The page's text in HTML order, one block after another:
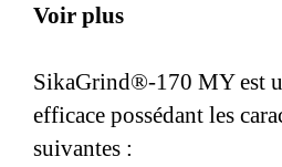
pour obtenir des meilleures
Voir plus
SikaGrind®-170 MY est
efficace possédant les
suivantes :